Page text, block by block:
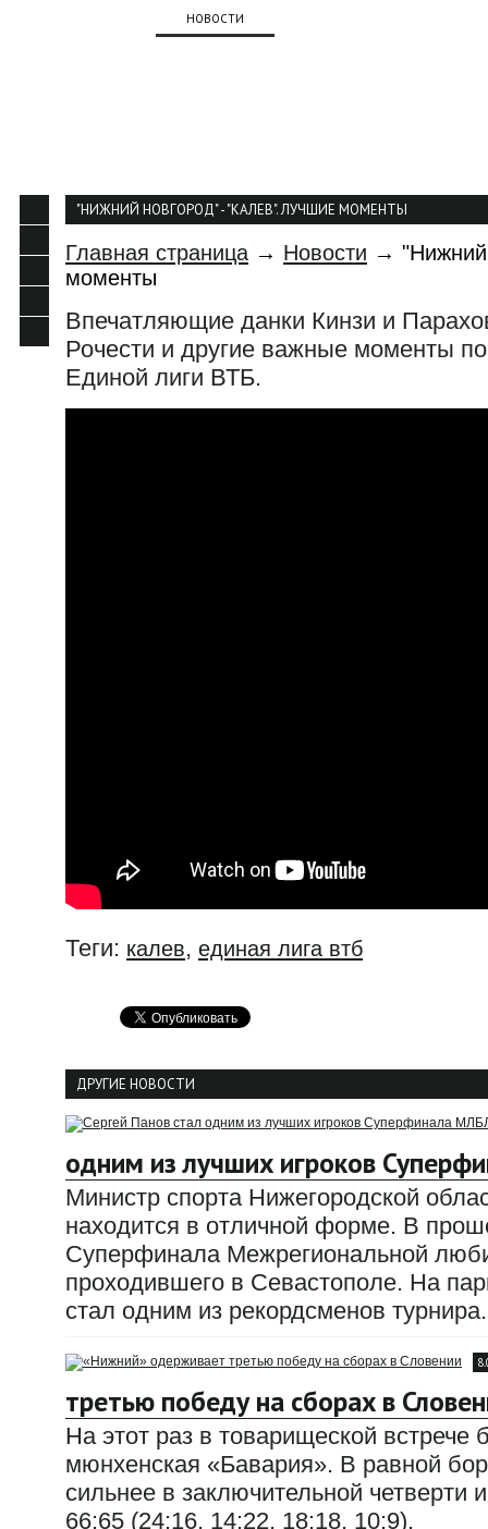
НОВОСТИ
"НИЖНИЙ НОВГОРОД" - "КАЛЕВ". ЛУЧШИЕ МОМЕНТЫ
Главная страница → Новости → "Нижний
моменты
Впечатляющие данки Кинзи и
Рочести и другие важные моменты
Единой лиги ВТБ.
Теги: калев, единая лига втб
ДРУГИЕ НОВОСТИ
одним из лучших игроков
Министр спорта Нижегородской
находится в отличной форме. В
Суперфинала Межрегиональной
проходившего в Севастополе. На
стал одним из рекордсменов турнира.
третью победу на сборах в
На этот раз в товарищеской
мюнхенская «Бавария». В равной
сильнее в заключительной четверти
66:65 (24:16, 14:22, 18:18, 10:9).